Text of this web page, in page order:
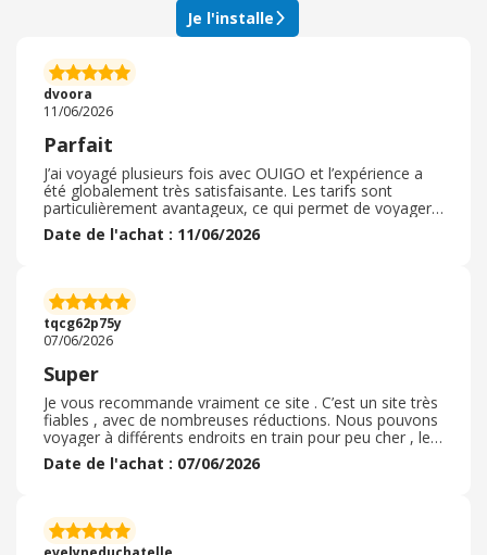
Je l'installe
dvoora
11/06/2026
Parfait
J’ai voyagé plusieurs fois avec OUIGO et l’expérience a
été globalement très satisfaisante. Les tarifs sont
particulièrement avantageux, ce qui permet de voyager
à moindre coût. Les trains sont généralement propres,
confortables et ponctuels. La réservation en ligne est
excellent. Une solution idéale pour les voyageurs qui
recherchent un moyen de transport économique et
pratique. Je recommande à 100 pour cent
Date de l'achat : 11/06/2026
tqcg62p75y
07/06/2026
Super
Je vous recommande vraiment ce site . C’est un site très
fiables , avec de nombreuses réductions. Nous pouvons
voyager à différents endroits en train pour peu cher , les
trains sont confortables. Et tout se passe bien . C’est un
bon rapport qualité. Je le prend souvent pour aller dans
pouvons aller à plusieurs endroits , c’est très bien
derservi . Par exemple la j’ai pris paris marseille pour 55€.
Date de l'achat : 07/06/2026